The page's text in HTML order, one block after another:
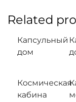
Related
Капсульный
дом
Космическая
кабина